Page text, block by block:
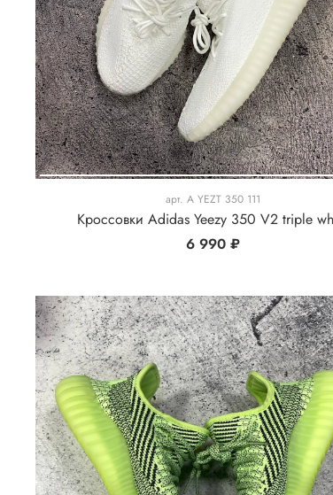
арт. A YEZT 350 111
Кроссовки Adidas Yeezy 350 V2 triple
6 990 ₽